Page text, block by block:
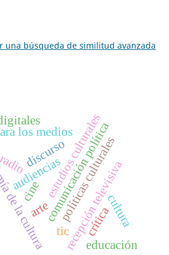
una búsqueda de similitud avanzada
estudios culturales
culturacomunicación política
los medios
políticas culturales
audienciasrecepción televisiva
discurso
críticacultura
cine
tic
educación
arte